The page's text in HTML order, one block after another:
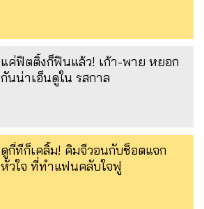
แค่ฟิตติ้งก็ฟินแล้ว! เก้า-พาย หยอก
กันน่าเอ็นดูใน รสกาล
ดูกี่ทีก็เคลิ้ม! คิมจีวอนกับช็อตแจก
หัวใจ ที่ทำแฟนคลับใจฟู